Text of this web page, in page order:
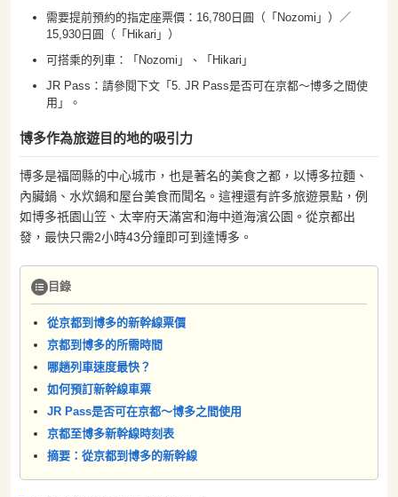
需要提前預約的指定座票價：16,780日圓（「Nozomi」）／
15,930日圓（「Hikari」）
可搭乘的列車：「Nozomi」、「Hikari」
JR Pass：請參閱下文「5. JR Pass是否可在京都〜博多之間使
用」。
博多作為旅遊目的地的吸引力
博多是福岡縣的中心城市，也是著名的美食之都，以博多拉麵、
內臟鍋、水炊鍋和屋台美食而聞名。這裡還有許多旅遊景點，例
如博多祇園山笠、太宰府天滿宮和海中道海濱公園。從京都出
發，最快只需2小時43分鐘即可到達博多。
目錄
從京都到博多的新幹線票價
京都到博多的所需時間
哪趟列車速度最快？
如何預訂新幹線車票
JR Pass是否可在京都〜博多之間使用
京都至博多新幹線時刻表
摘要：從京都到博多的新幹線